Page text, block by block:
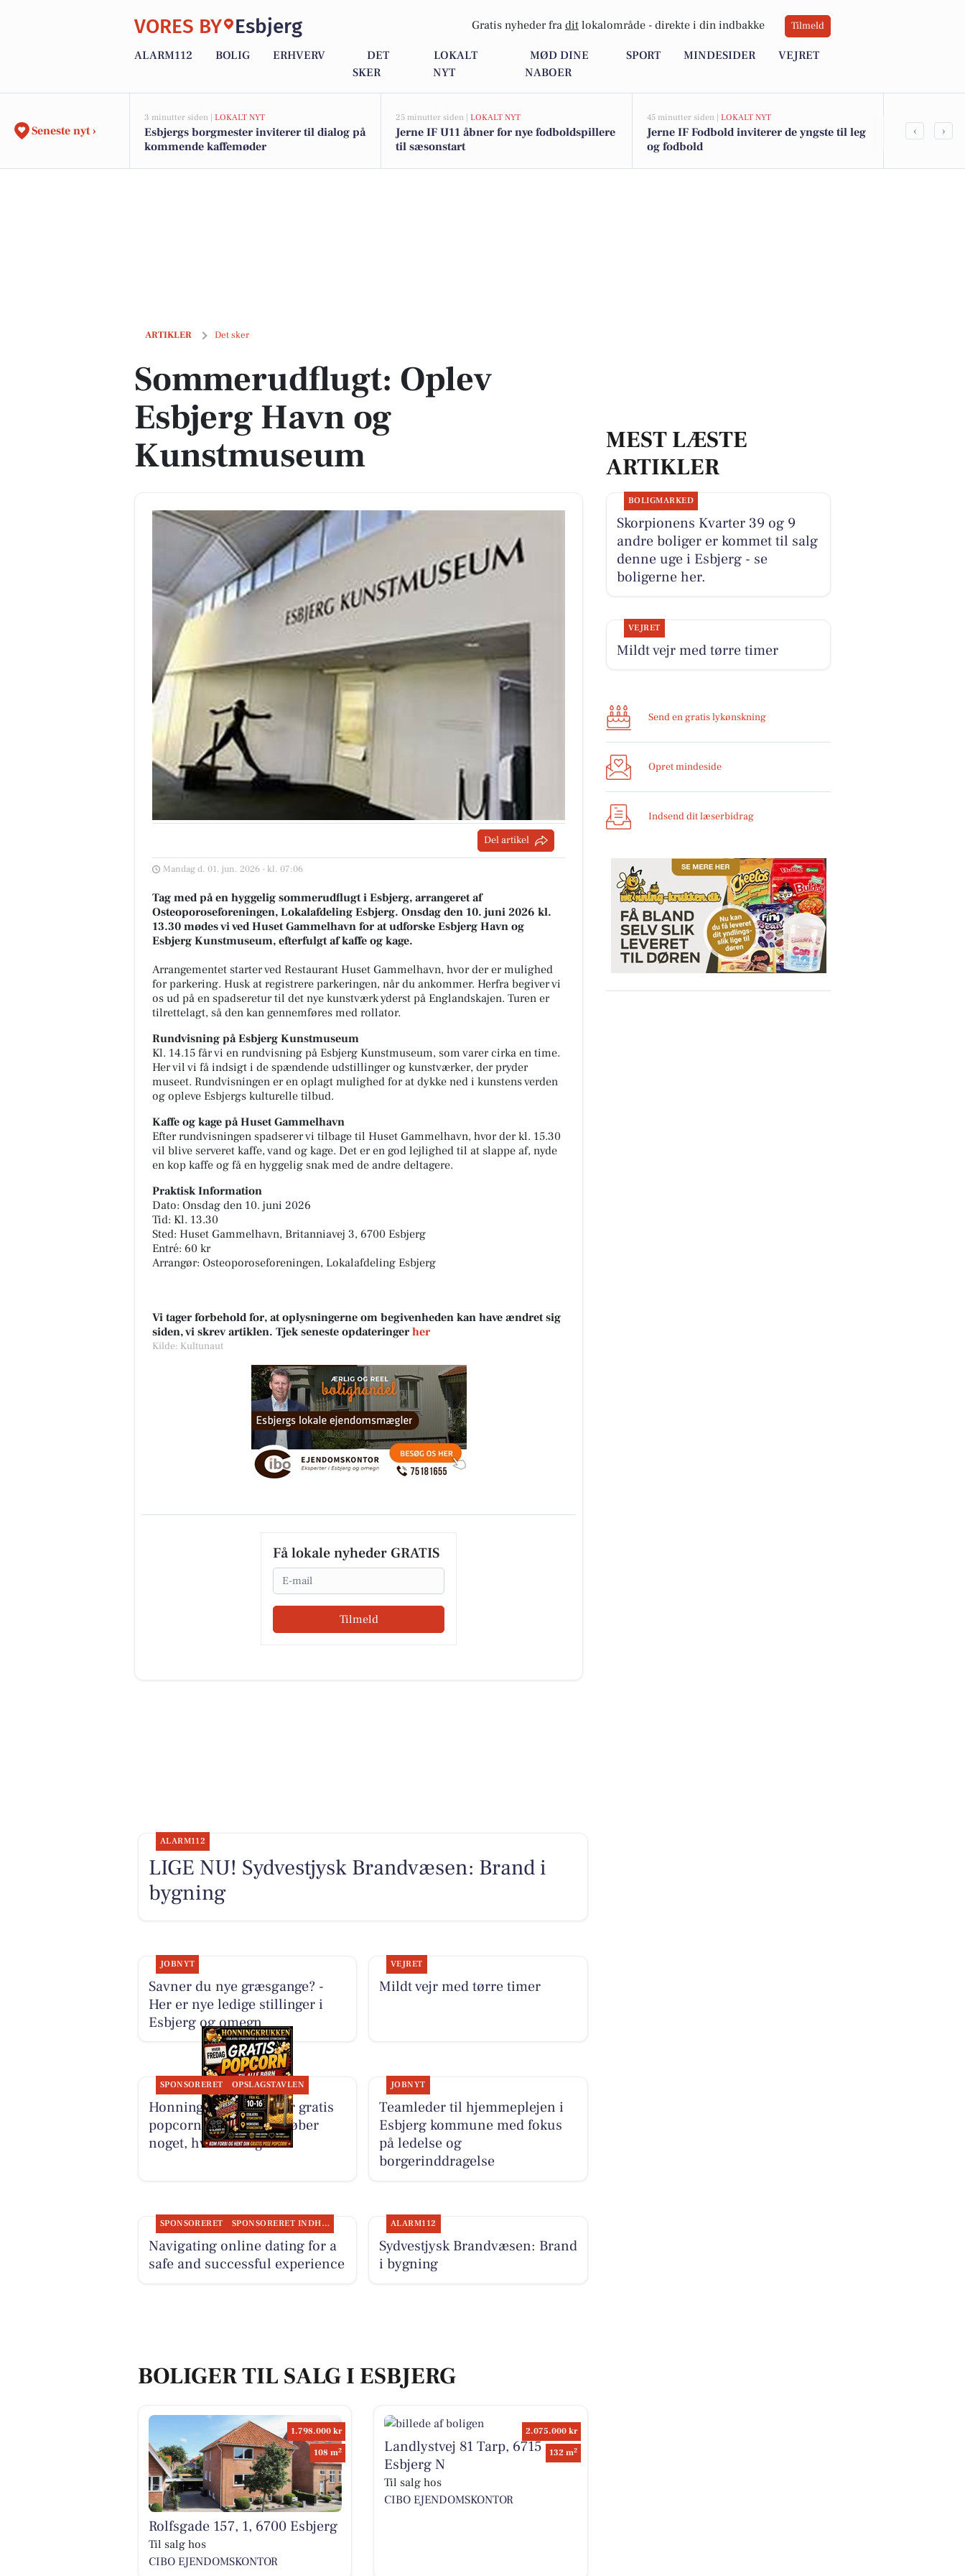
VORES BY Esbjerg Gratis nyheder fra dit lokalområde - direkte i din indbakke Tilmeld
ALARM112 BOLIG ERHVERV
DET
SKER
LOKALT
NYT
MØD DINE
NABOER
SPORT MINDESIDER VEJRET
Seneste nyt ›
3 minutter siden | LOKALT NYT
Esbjergs borgmester inviterer til dialog på
kommende kaffemøder
25 minutter siden | LOKALT NYT
Jerne IF U11 åbner for nye fodboldspillere
til sæsonstart
45 minutter siden | LOKALT NYT
Jerne IF Fodbold inviterer de yngste til leg
og fodbold
Falck
‹ ›
ARTIKLER Det sker
Sommerudflugt: Oplev Esbjerg Havn og Kunstmuseum
Sommerudflugt: Oplev
Esbjerg Havn og
Kunstmuseum
Del artikel
Mandag d. 01. jun. 2026 - kl. 07:06
Tag med på en hyggelig sommerudflugt i Esbjerg, arrangeret af
Osteoporoseforeningen, Lokalafdeling Esbjerg. Onsdag den 10. juni 2026 kl.
13.30 mødes vi ved Huset Gammelhavn for at udforske Esbjerg Havn og
Esbjerg Kunstmuseum, efterfulgt af kaffe og kage.
Arrangementet starter ved Restaurant Huset Gammelhavn, hvor der er mulighed
for parkering. Husk at registrere parkeringen, når du ankommer. Herfra begiver vi
os ud på en spadseretur til det nye kunstværk yderst på Englandskajen. Turen er
tilrettelagt, så den kan gennemføres med rollator.
Rundvisning på Esbjerg Kunstmuseum
Kl. 14.15 får vi en rundvisning på Esbjerg Kunstmuseum, som varer cirka en time.
Her vil vi få indsigt i de spændende udstillinger og kunstværker, der pryder
museet. Rundvisningen er en oplagt mulighed for at dykke ned i kunstens verden
og opleve Esbjergs kulturelle tilbud.
Kaffe og kage på Huset Gammelhavn
Efter rundvisningen spadserer vi tilbage til Huset Gammelhavn, hvor der kl. 15.30
vil blive serveret kaffe, vand og kage. Det er en god lejlighed til at slappe af, nyde
en kop kaffe og få en hyggelig snak med de andre deltagere.
Praktisk Information
Dato: Onsdag den 10. juni 2026
Tid: Kl. 13.30
Sted: Huset Gammelhavn, Britanniavej 3, 6700 Esbjerg
Entré: 60 kr
Arrangør: Osteoporoseforeningen, Lokalafdeling Esbjerg
Vi tager forbehold for, at oplysningerne om begivenheden kan have ændret sig
siden, vi skrev artiklen. Tjek seneste opdateringer her
Kilde: Kultunaut
Få lokale nyheder GRATIS
Email
Tilmeld
MEST LÆSTE
ARTIKLER
BOLIGMARKED
Skorpionens Kvarter 39 og 9
andre boliger er kommet til salg
denne uge i Esbjerg - se
boligerne her.
VEJRET
Mildt vejr med tørre timer
Send en gratis lykønskning
Opret mindeside
Indsend dit læserbidrag
ALARM112
LIGE NU! Sydvestjysk Brandvæsen: Brand i
bygning
JOBNYT
Savner du nye græsgange? -
Her er nye ledige stillinger i
Esbjerg og omegn
VEJRET
Mildt vejr med tørre timer
SPONSORERET OPSLAGSTAVLEN
Honning-krukken giver gratis
popcorn til børn, der køber
noget, hver fredag
JOBNYT
Teamleder til hjemmeplejen i
Esbjerg kommune med fokus
på ledelse og
borgerinddragelse
SPONSORERET SPONSORERET INDHOLD
Navigating online dating for a
safe and successful experience
ALARM112
Sydvestjysk Brandvæsen: Brand
i bygning
BOLIGER TIL SALG I ESBJERG
1.798.000 kr
108 m2
Rolfsgade 157, 1, 6700 Esbjerg
Til salg hos
CIBO EJENDOMSKONTOR
2.075.000 kr
132 m2
Landlystvej 81 Tarp, 6715
Esbjerg N
Til salg hos
CIBO EJENDOMSKONTOR